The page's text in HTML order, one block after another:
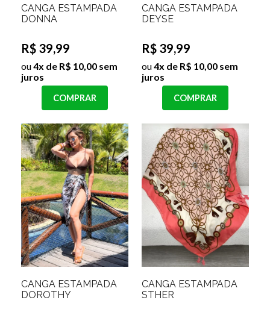
CANGA ESTAMPADA
DONNA
R$ 39,99
ou4x de R$ 10,00 sem
juros
COMPRAR
CANGA ESTAMPADA
DEYSE
R$ 39,99
ou4x de R$ 10,00 sem
juros
COMPRAR
CANGA ESTAMPADA
DOROTHY
CANGA ESTAMPADA
STHER